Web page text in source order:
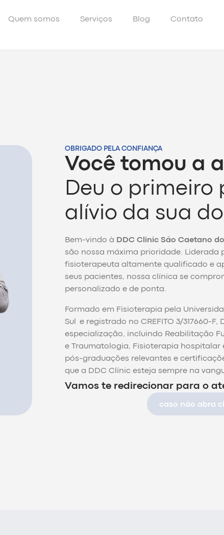
Quem somos Serviços Blog
Contato
OBRIGADO PELA CONFIANÇA
Você tomou a
Deu o primeiro
alívio da sua
Bem-vindo à DDC Clinic São Caetano do
são nossa máxima prioridade. Liderada
fisioterapeuta altamente qualificado e
seus pacientes, nossa clínica se
personalizado e de ponta.
Formado em Fisioterapia pela
Sul e registrado no CREFITO 3/317660-
especialização, incluindo Reabilitação
e Traumatologia, Fisioterapia hospitalar
pós-graduações relevantes e
que a DDC Clínic esteja sempre na
Vamos te redirecionar para o
caso não abra